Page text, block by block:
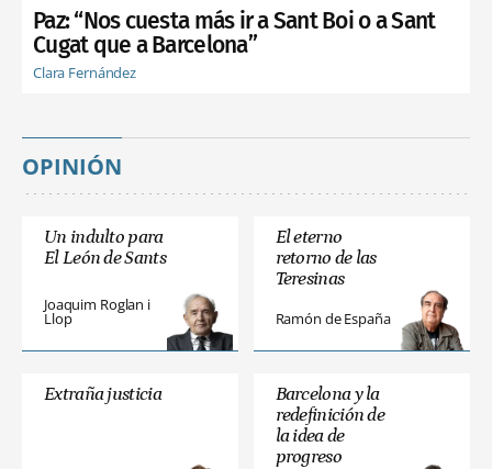
Paz: “Nos cuesta más ir a Sant Boi o a Sant
Cugat que a Barcelona”
Clara Fernández
OPINIÓN
Un indulto para
El León de Sants
Joaquim Roglan i
Llop
El eterno
retorno de las
Teresinas
Ramón de España
Extraña justicia
Barcelona y la
redefinición de
la idea de
progreso